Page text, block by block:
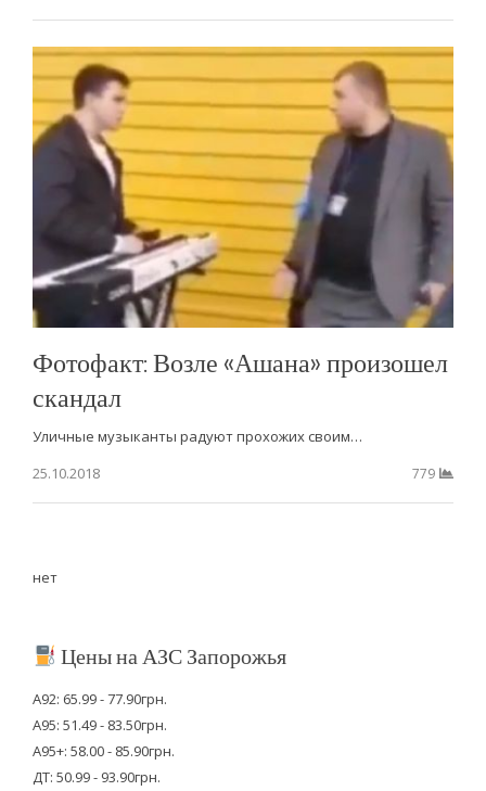
Фотофакт: Возле «Ашана» произошел
скандал
Уличные музыканты радуют прохожих своим…
25.10.2018
779
нет
Цены на АЗС Запорожья
А92: 65.99 - 77.90грн.
А95: 51.49 - 83.50грн.
А95+: 58.00 - 85.90грн.
ДТ: 50.99 - 93.90грн.